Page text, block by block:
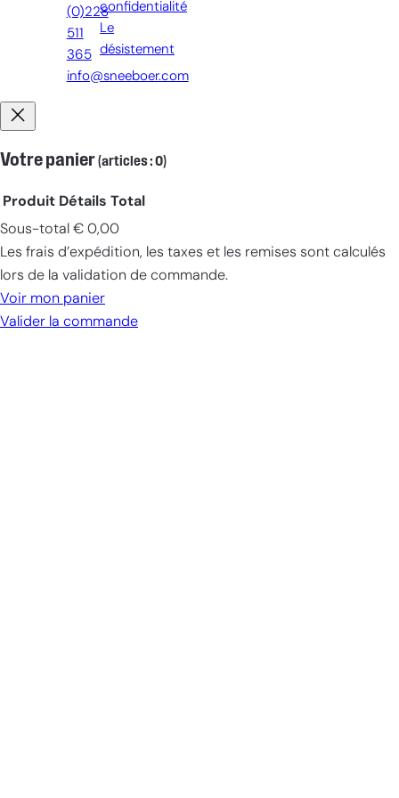
(0)228
511
365
info@sneeboer.com
confidentialité
Le
désistement
Votre panier(articles : 0)
Produits
dans
le
panier
Produit Détails Total
Sous-total € 0,00
Les frais d’expédition, les taxes et les remises sont calculés
lors de la validation de commande.
Voir mon panier
Valider la commande